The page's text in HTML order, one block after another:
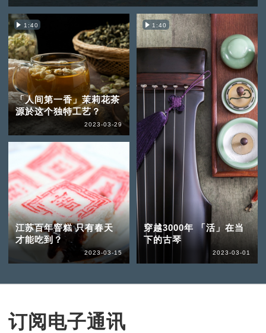
1:40
「人间第一香」茉莉花茶
源於这个独特工艺？
2023-03-29
江苏百年窨糕 只有春天
才能吃到？
2023-03-15
1:40
穿越3000年 「活」在当
下的古琴
2023-03-01
订阅电子通讯